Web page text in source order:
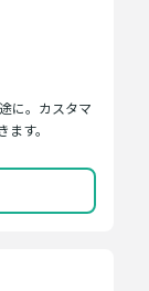
に。カスタマ
す。